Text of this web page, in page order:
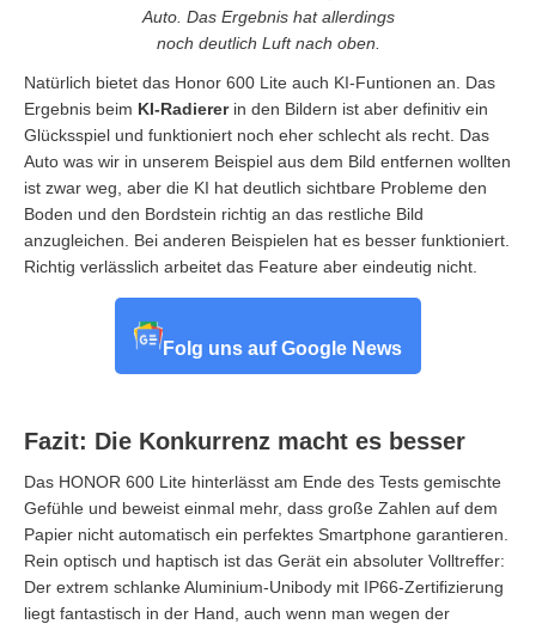
Auto. Das Ergebnis hat allerdings
noch deutlich Luft nach oben.
Natürlich bietet das Honor 600 Lite auch KI-Funtionen an. Das
Ergebnis beim KI-Radiererin den Bildern ist aber definitiv ein
Glücksspiel und funktioniert noch eher schlecht als recht. Das
Auto was wir in unserem Beispiel aus dem Bild entfernen wollten
ist zwar weg, aber die KI hat deutlich sichtbare Probleme den
Boden und den Bordstein richtig an das restliche Bild
anzugleichen. Bei anderen Beispielen hat es besser funktioniert.
Richtig verlässlich arbeitet das Feature aber eindeutig nicht.
Folg uns auf Google News
Fazit: Die Konkurrenz macht es besser
Das HONOR 600 Lite hinterlässt am Ende des Tests gemischte
Gefühle und beweist einmal mehr, dass große Zahlen auf dem
Papier nicht automatisch ein perfektes Smartphone garantieren.
Rein optisch und haptisch ist das Gerät ein absoluter Volltreffer:
Der extrem schlanke Aluminium-Unibody mit IP66-Zertifizierung
liegt fantastisch in der Hand, auch wenn man wegen der